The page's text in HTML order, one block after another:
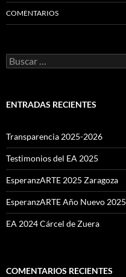
COMENTARIOS
Buscar:
ENTRADAS RECIENTES
Transparencia 2025-2026
Testimonios del EA 2025
EsperanzARTE 2025 Zaragoza
EsperanzARTE Año Nuevo 2025
EA 2024 Cárcel de Zuera
COMENTARIOS RECIENTES